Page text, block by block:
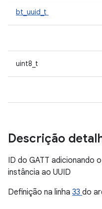
bt_uuid_t
uint8_t
Descrição
ID do GATT adicionando
instância ao UUID
Definição na linha 33 do